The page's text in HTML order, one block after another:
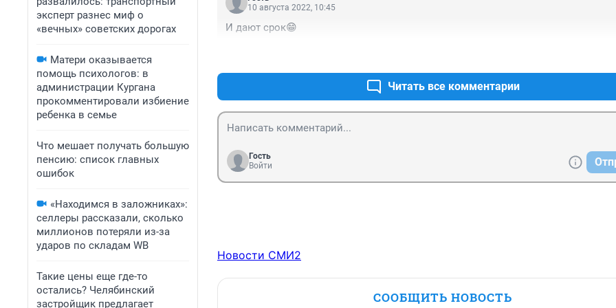
эксперт разнес миф о
«вечных» советских дорогах
Матери оказывается
помощь психологов: в
администрации Кургана
прокомментировали избиение
ребенка в семье
Что мешает получать большую
пенсию: список главных
ошибок
«Находимся в заложниках»:
селлеры рассказали, сколько
миллионов потеряли из-за
ударов по складам WB
Такие цены еще где-то
остались? Челябинский
застройщик предлагает
10 августа 2022, 10:45
И дают срок😁
Читать все комментарии
Гость
Войти
Новости СМИ2
СООБЩИТЬ НОВОСТЬ